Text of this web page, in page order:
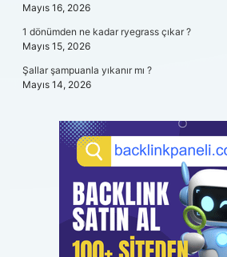
Mayıs 16, 2026
1 dönümden ne kadar ryegrass çıkar ?
Mayıs 15, 2026
Şallar şampuanla yıkanır mı ?
Mayıs 14, 2026